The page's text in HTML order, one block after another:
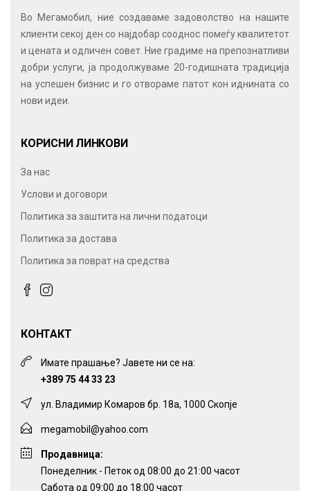
Во Мегамобил, ние создаваме задоволство на нашите
клиенти секој ден со најдобар сооднос помеѓу квалитетот
и цената и одличен совет. Ние градиме на препознатливи
добри услуги, ја продолжуваме 20-годишната традиција
на успешен бизнис и го отвораме патот кон иднината со
нови идеи.
КОРИСНИ ЛИНКОВИ
За нас
Услови и договори
Политика за заштита на лични податоци
Политика за достава
Политика за поврат на средства
КОНТАКТ
Имате прашање? Јавете ни се на:
+389 75 44 33 23
ул. Владимир Комаров бр. 18а, 1000 Скопје
megamobil@yahoo.com
Продавница:
Понеделник - Петок од 08:00 до 21:00 часот
Сабота од 09:00 до 18:00 часот